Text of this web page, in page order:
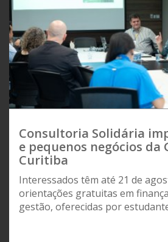
Consultoria Solidária
e pequenos negócios da
Curitiba
Interessados têm até 21 de
orientações gratuitas em
gestão, oferecidas por